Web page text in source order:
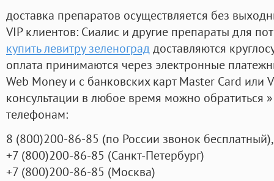
доставка препаратов осуществляется без
VIP клиентов: Сиалис и другие препараты для
купить левитру зеленограддоставляются
оплата принимаются через электронные
Web Money и с банковских карт Master Card или
консультации в любое время можно обратиться
телефонам:
8 (800)200-86-85 (по России звонок бесплатный),
+7 (800)200-86-85 (Санкт-Петербург)
+7 (800)200-86-85 (Москва)